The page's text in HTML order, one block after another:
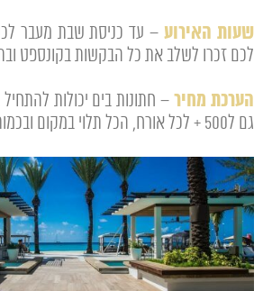
שעות האירוע– עד כניסת שבת מעבר
לכם זכרו לשלב את כל הבקשות בקונספט
הערכת מחיר
גם ל500 + לכל אורח, הכל תלוי במקום ובכמות האורחים שלכם.